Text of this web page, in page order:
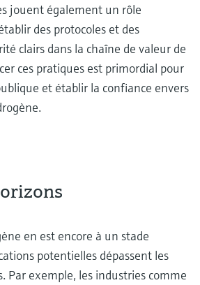
jouent également un rôle
des protocoles et des
clairs dans la chaîne de valeur de
ces pratiques est primordial pour
et établir la confiance envers
en est encore à un stade
potentielles dépassent les
Par exemple, les industries comme